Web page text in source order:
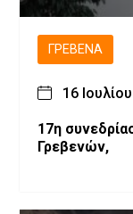
ΓΡΕΒΕΝΆ
16
17η
Γρεβενών,